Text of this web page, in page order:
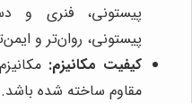
پیستونی، فنری و
پیستونی، روان‌تر و
کیفیت مکانیزم:
مقاوم ساخته شده باشد.